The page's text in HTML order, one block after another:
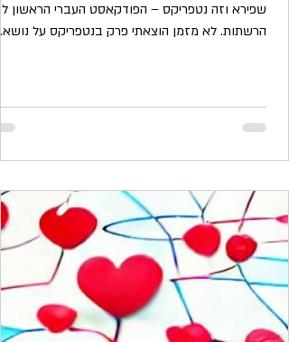
שפירא וזה נטפריקס – הפודקאסט העברי הראשון
הרשתות. לא מזמן הוצאתי פרק בנטפריקס על